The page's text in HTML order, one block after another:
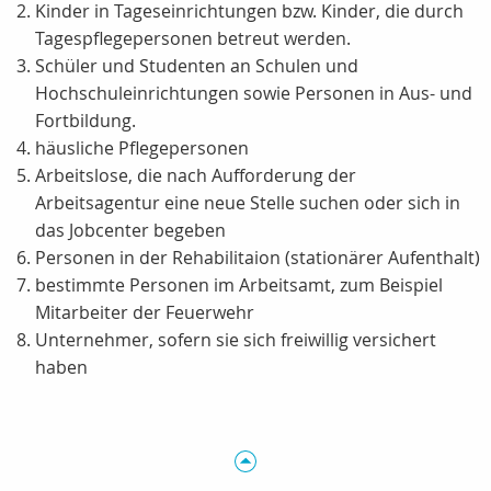
Kinder in Tageseinrichtungen bzw. Kinder, die durch
Tagespflegepersonen betreut werden.
Schüler und Studenten an Schulen und
Hochschuleinrichtungen sowie Personen in Aus- und
Fortbildung.
häusliche Pflegepersonen
Arbeitslose, die nach Aufforderung der
Arbeitsagentur eine neue Stelle suchen oder sich in
das Jobcenter begeben
Personen in der Rehabilitaion (stationärer Aufenthalt)
bestimmte Personen im Arbeitsamt, zum Beispiel
Mitarbeiter der Feuerwehr
Unternehmer, sofern sie sich freiwillig versichert
haben